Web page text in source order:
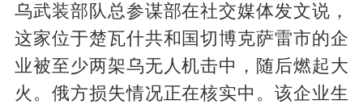
乌武装部队总参谋部在社交媒体发文说，
这家位于楚瓦什共和国切博克萨雷市的企
业被至少两架乌无人机击中，随后燃起大
火。俄方损失情况正在核实中。该企业生